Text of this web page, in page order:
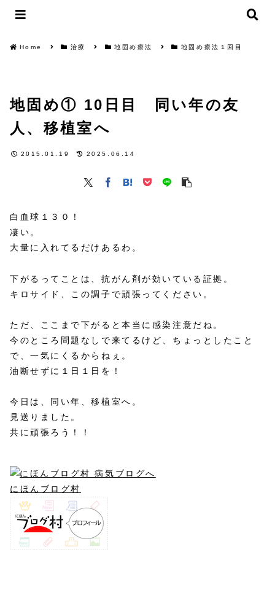
Home 治療 地固め療法 地固め療法１回目
地固め① 10日目 同い年の友
人、移植室へ
2015.01.19 2025.06.14
白血球１３０！
凄い。
大量に入れてるだけあるわ。
下がるってことは、抗がん剤が効いている証拠。
キロサイド、この調子で頑張ってください。
ただ、ここまで下がると本当に感染注意だね。
今のところ問題なしで来てるけど、ちょっとしたこと
で、一気にくるからねぇ。
油断せずに１日１日を！
今日は、同い年、移植室へ。
見送りました。
共に頑張ろう！！
にほんブログ村